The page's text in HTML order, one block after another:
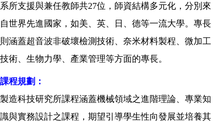
系所支援與兼任教師共27位，師資結構多元化，分別來
自世界先進國家，如美、英、日、德等一流大學。專長
則涵蓋超音波非破壞檢測技術、奈米材料製程、微加工
技術、生物力學、產業管理等方面的專長。
課程規劃：
製造科技研究所課程涵蓋機械領域之進階理論、專業知
識與實務設計之課程，期望引導學生性向發展並培養其